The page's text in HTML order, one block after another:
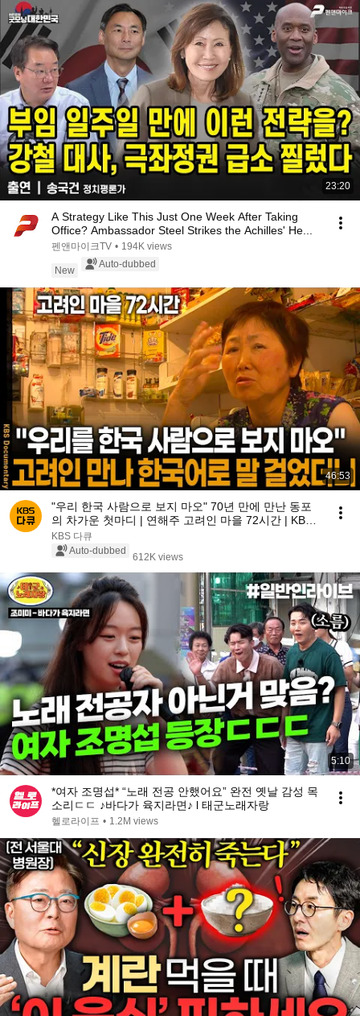
23:20
A Strategy Like This Just One Week After Taking
Office? Ambassador Steel Strikes the Achilles' He...
펜앤마이크TV • 194K views
New
Auto-dubbed
46:53
"우리 한국 사람으로 보지 마오" 70년 만에 만난 동포
의 차가운 첫마디 | 연해주 고려인 마을 72시간 | KBS
20090822 방송
KBS 다큐
Auto-dubbed
612K views
5:10
*여자 조명섭* “노래 전공 안했어요” 완전 옛날 감성 목
소리ㄷㄷ ♪바다가 육지라면♪ l 태군노래자랑
헬로라이프 • 1.2M views